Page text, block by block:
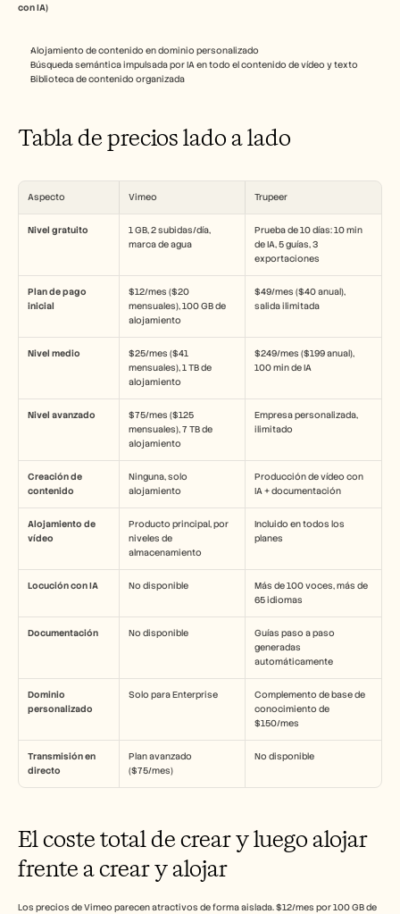
con IA)
Alojamiento de contenido en dominio personalizado
Búsqueda semántica impulsada por IA en todo el contenido de vídeo y texto
Biblioteca de contenido organizada
Tabla de precios lado a lado
Aspecto Vimeo Trupeer
Nivel gratuito
1 GB, 2 subidas/día,
marca de agua
Prueba de 10 días: 10 min
de IA, 5 guías, 3
exportaciones
Plan de pago
inicial
$12/mes ($20
mensuales), 100 GB de
alojamiento
$49/mes ($40 anual),
salida ilimitada
Nivel medio
$25/mes ($41
mensuales), 1 TB de
alojamiento
$249/mes ($199 anual),
100 min de IA
Nivel avanzado
$75/mes ($125
mensuales), 7 TB de
alojamiento
Empresa personalizada,
ilimitado
Creación de
contenido
Ninguna, solo
alojamiento
Producción de vídeo con
IA + documentación
Alojamiento de
vídeo
Producto principal, por
niveles de
almacenamiento
Incluido en todos los
planes
Locución con IA No disponible
Más de 100 voces, más de
65 idiomas
Documentación No disponible
Guías paso a paso
generadas
automáticamente
Dominio
personalizado
Solo para Enterprise
Complemento de base de
conocimiento de
$150/mes
Transmisión en
directo
Plan avanzado
($75/mes)
No disponible
El coste total de crear y luego alojar
frente a crear y alojar
Los precios de Vimeo parecen atractivos de forma aislada. $12/mes por 100 GB de